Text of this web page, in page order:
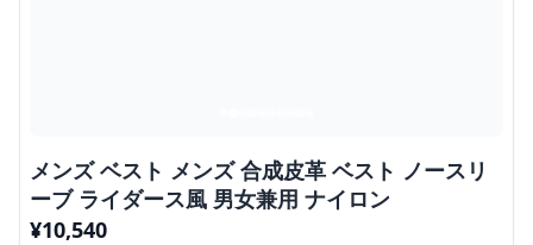
メンズ ベスト メンズ 合成皮革 ベスト ノースリ
ーブ ライダース風 男女兼用 ナイロン
¥10,540